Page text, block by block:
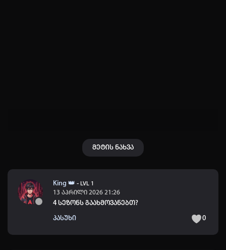
მეტის ნახვა
King 👑 - LVL 1
13 აპრილი 2026 21:26
4 სეზონს გაახმოვანებთ?
პასუხი 0